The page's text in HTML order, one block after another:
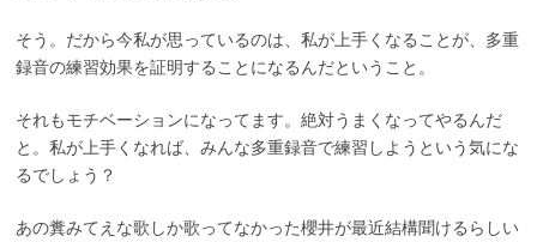
そう。だから今私が思っているのは、私が上手くなることが、多重
録音の練習効果を証明することになるんだということ。
それもモチベーションになってます。絶対うまくなってやるんだ
と。私が上手くなれば、みんな多重録音で練習しようという気にな
るでしょう？
あの糞みてえな歌しか歌ってなかった櫻井が最近結構聞けるらしい